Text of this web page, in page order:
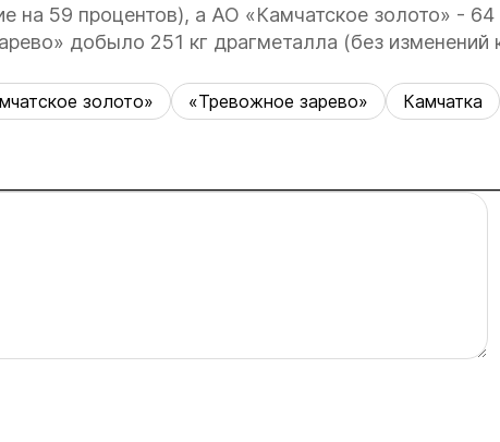
на 59 процентов), а АО «Камчатское золото» - 64
добыло 251 кг драгметалла (без изменений
золото» «Тревожное зарево» Камчатка